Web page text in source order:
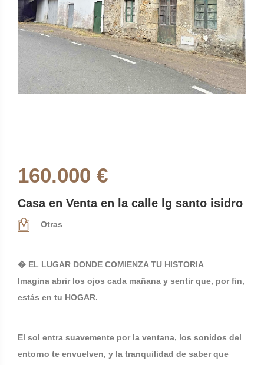
160.000 €
Casa en Venta en la calle lg santo isidro
Otras
� EL LUGAR DONDE COMIENZA TU HISTORIA
Imagina abrir los ojos cada mañana y sentir que, por fin,
estás en tu HOGAR.
El sol entra suavemente por la ventana, los sonidos del
entorno te envuelven, y la tranquilidad de saber que